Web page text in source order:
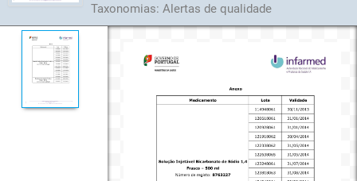
Taxonomias: Alertas de qualidade